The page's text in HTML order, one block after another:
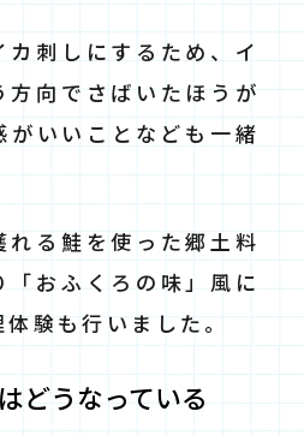
カ刺しにするため、イ
方向でさばいたほうが
いいことなども一緒
れる鮭を使った郷土料
おふくろの味」風に
験も行いました。
どうなっている